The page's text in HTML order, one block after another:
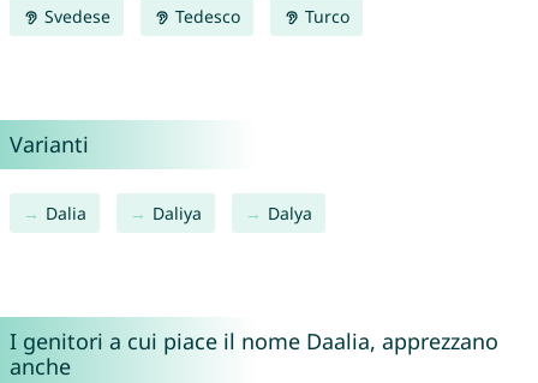
Svedese Tedesco Turco
Varianti
Dalia Daliya Dalya
I genitori a cui piace il nome Daalia, apprezzano
anche